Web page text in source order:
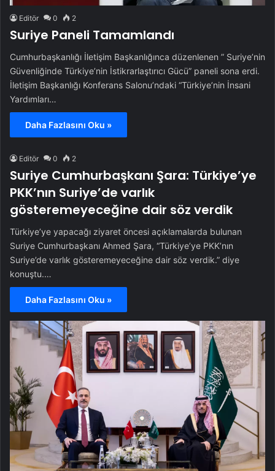
Editör 0 2
Suriye Paneli Tamamlandı
Cumhurbaşkanlığı İletişim Başkanlığınca düzenlenen ” Suriye’nin
Güvenliğinde Türkiye’nin İstikrarlaştırıcı Gücü” paneli sona erdi.
İletişim Başkanlığı Konferans Salonu’ndaki “Türkiye’nin İnsani
Yardımları…
Daha Fazlasını Oku »
Editör 0 2
Suriye Cumhurbaşkanı Şara: Türkiye’ye
PKK’nın Suriye’de varlık
gösteremeyeceğine dair söz verdik
Türkiye’ye yapacağı ziyaret öncesi açıklamalarda bulunan
Suriye Cumhurbaşkanı Ahmed Şara, “Türkiye’ye PKK’nın
Suriye’de varlık gösteremeyeceğine dair söz verdik.” diye
konuştu.…
Daha Fazlasını Oku »